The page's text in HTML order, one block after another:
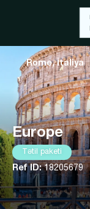
Europe
Tətil paketi
Ref ID:18205679
Rome, İtaliya